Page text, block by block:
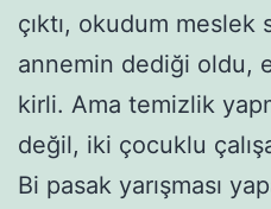
çıktı, okudum meslek
annemin dediği oldu,
kirli. Ama temizlik
değil, iki çocuklu
Bi pasak yarışması